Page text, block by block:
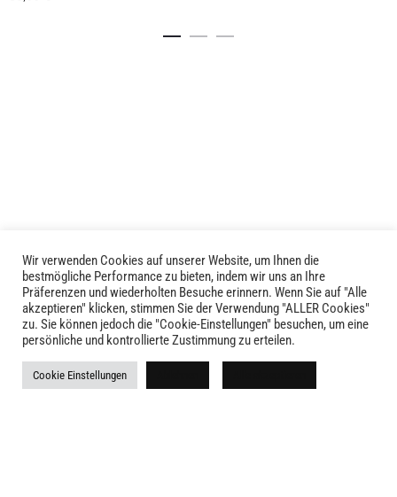
gewählt
werden
LIVID © 2024
Kontakt
Versandkosten
Wir verwenden Cookies auf unserer Website, um Ihnen die
bestmögliche Performance zu bieten, indem wir uns an Ihre
Präferenzen und wiederholten Besuche erinnern. Wenn Sie auf "Alle
akzeptieren" klicken, stimmen Sie der Verwendung "ALLER Cookies"
zu. Sie können jedoch die "Cookie-Einstellungen" besuchen, um eine
persönliche und kontrollierte Zustimmung zu erteilen.
Cookie Einstellungen